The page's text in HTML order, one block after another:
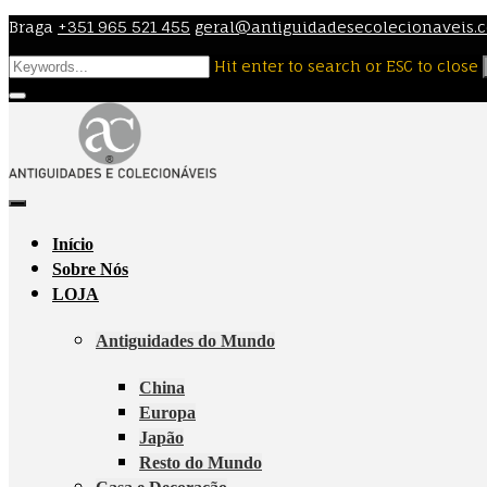
Skip
to
content
Braga +351 965 521 455
Hit enter to search or ESC to close
Início
Sobre Nós
LOJA
Antiguidades do Mundo
China
Europa
Japão
Resto do Mundo